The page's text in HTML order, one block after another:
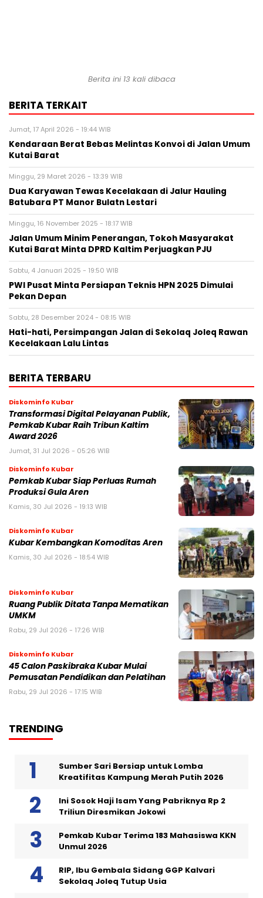
Berita ini 13 kali dibaca
BERITA TERKAIT
Jumat, 17 April 2026 - 19:44 WIB
Kendaraan Berat Bebas Melintas Konvoi di Jalan Umum
Kutai Barat
Minggu, 29 Maret 2026 - 13:39 WIB
Dua Karyawan Tewas Kecelakaan di Jalur Hauling
Batubara PT Manor Bulatn Lestari
Minggu, 16 November 2025 - 18:17 WIB
Jalan Umum Minim Penerangan, Tokoh Masyarakat
Kutai Barat Minta DPRD Kaltim Perjuagkan PJU
Sabtu, 4 Januari 2025 - 19:50 WIB
PWI Pusat Minta Persiapan Teknis HPN 2025 Dimulai
Pekan Depan
Sabtu, 28 Desember 2024 - 08:15 WIB
Hati-hati, Persimpangan Jalan di Sekolaq Joleq Rawan
Kecelakaan Lalu Lintas
BERITA TERBARU
Diskominfo Kubar
Transformasi Digital Pelayanan Publik,
Pemkab Kubar Raih Tribun Kaltim
Award 2026
Jumat, 31 Jul 2026 - 05:26 WIB
Diskominfo Kubar
Pemkab Kubar Siap Perluas Rumah
Produksi Gula Aren
Kamis, 30 Jul 2026 - 19:13 WIB
Diskominfo Kubar
Kubar Kembangkan Komoditas Aren
Kamis, 30 Jul 2026 - 18:54 WIB
Diskominfo Kubar
Ruang Publik Ditata Tanpa Mematikan
UMKM
Rabu, 29 Jul 2026 - 17:26 WIB
Diskominfo Kubar
45 Calon Paskibraka Kubar Mulai
Pemusatan Pendidikan dan Pelatihan
Rabu, 29 Jul 2026 - 17:15 WIB
TRENDING
Sumber Sari Bersiap untuk Lomba
Kreatifitas Kampung Merah Putih 2026
Ini Sosok Haji Isam Yang Pabriknya Rp 2
Triliun Diresmikan Jokowi
Pemkab Kubar Terima 183 Mahasiswa KKN
Unmul 2026
RIP, Ibu Gembala Sidang GGP Kalvari
Sekolaq Joleq Tutup Usia